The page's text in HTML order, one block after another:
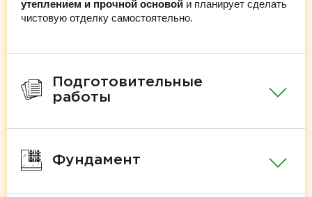
утеплением и прочной основой и планирует сделать
чистовую отделку самостоятельно.
Подготовительные
работы
Фундамент